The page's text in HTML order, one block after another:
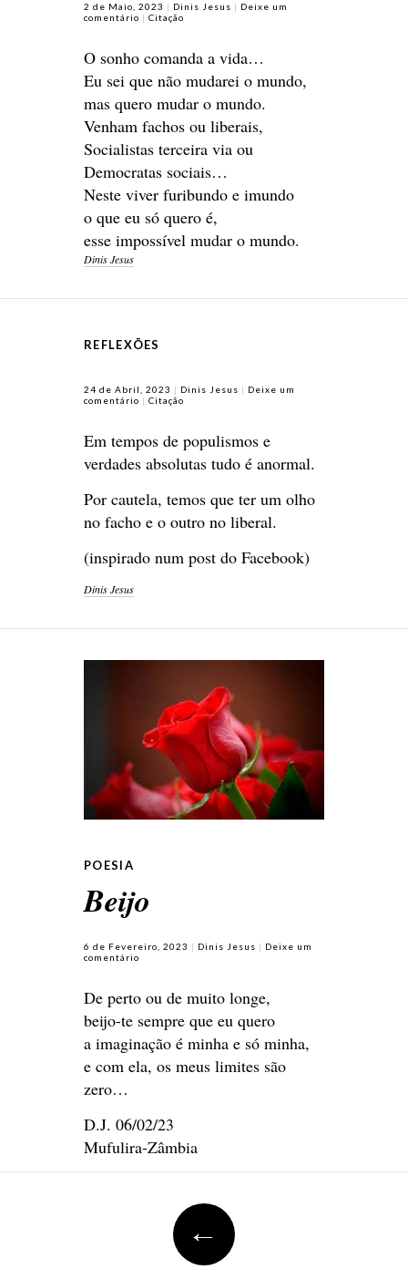
2 de Maio, 2023 Dinis Jesus
Deixe um
comentário
Citação
O sonho comanda a vida…
Eu sei que não mudarei o mundo,
mas quero mudar o mundo.
Venham fachos ou liberais,
Socialistas terceira via ou
Democratas sociais…
Neste viver furibundo e imundo
o que eu só quero é,
esse impossível mudar o mundo.
Dinis Jesus
REFLEXÕES
24 de Abril, 2023 Dinis Jesus
Deixe um
comentário
Citação
Em tempos de populismos e
verdades absolutas tudo é anormal.
Por cautela, temos que ter um olho
no facho e o outro no liberal.
(inspirado num post do Facebook)
Dinis Jesus
POESIA
Beijo
6 de Fevereiro, 2023 Dinis Jesus
Deixe um
comentário
De perto ou de muito longe,
beijo-te sempre que eu quero
a imaginação é minha e só minha,
e com ela, os meus limites são
zero…
D.J. 06/02/23
Mufulira-Zâmbia
Navegação de posts
←